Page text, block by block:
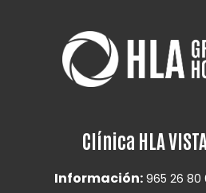
Clínica HLA
Información: 965 26 80